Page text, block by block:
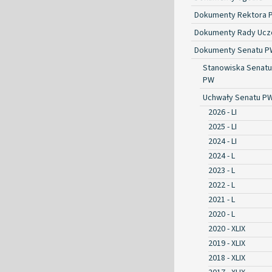
Dokumenty Rektora
Dokumenty Rady
Dokumenty Senatu
Stanowiska Senatu
PW
Uchwały Senatu
2026 - LI
2025 - LI
2024 - LI
2024 - L
2023 - L
2022 - L
2021 - L
2020 - L
2020 - XLIX
2019 - XLIX
2018 - XLIX